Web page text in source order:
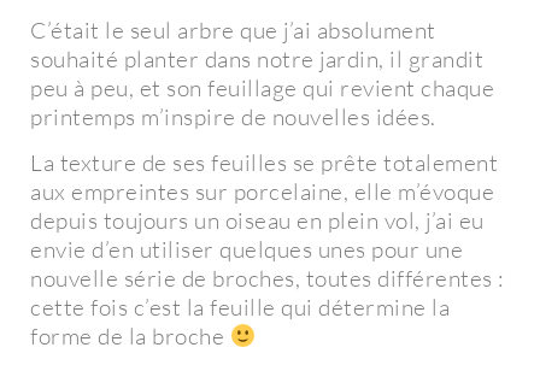
C’était le seul arbre que j’ai absolument
souhaité planter dans notre jardin, il grandit
peu à peu, et son feuillage qui revient chaque
printemps m’inspire de nouvelles idées.
La texture de ses feuilles se prête totalement
aux empreintes sur porcelaine, elle m’évoque
depuis toujours un oiseau en plein vol, j’ai eu
envie d’en utiliser quelques unes pour une
nouvelle série de broches, toutes différentes :
cette fois c’est la feuille qui détermine la
forme de la broche